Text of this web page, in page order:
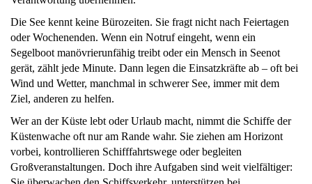
Die See kennt keine Bürozeiten. Sie fragt nicht nach Feiertagen
oder Wochenenden. Wenn ein Notruf eingeht, wenn ein
Segelboot manövrierunfähig treibt oder ein Mensch in Seenot
gerät, zählt jede Minute. Dann legen die Einsatzkräfte ab – oft bei
Wind und Wetter, manchmal in schwerer See, immer mit dem
Ziel, anderen zu helfen.
Wer an der Küste lebt oder Urlaub macht, nimmt die Schiffe der
Küstenwache oft nur am Rande wahr. Sie ziehen am Horizont
vorbei, kontrollieren Schifffahrtswege oder begleiten
Großveranstaltungen. Doch ihre Aufgaben sind weit vielfältiger: